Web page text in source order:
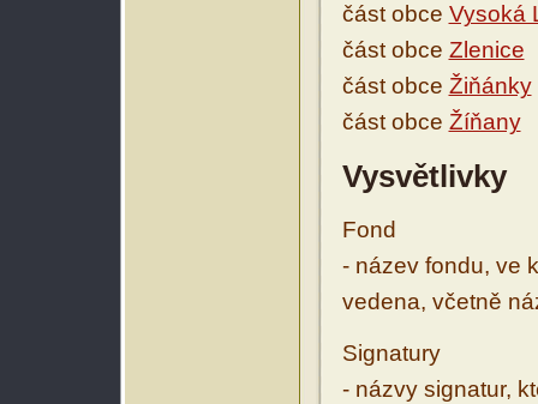
část obce Vysoká
část obce Zlenice
část obce Žiňánky
část obce Žíňany
Vysvětlivky
Fond
- název fondu, ve
vedena, včetně
Signatury
- názvy signatur,